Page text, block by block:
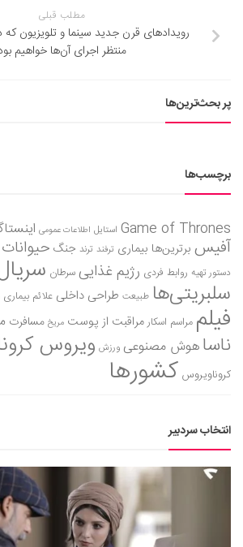
مطلب قبلی
رویدادهای قرن جدید سینما و تلویزیون
منتظر اجرای آن‌ها خواهیم
پر بحث‌ترین‌ها
برچسب‌ها
Game of Thrones استایل اطلاعات عمومی
آفیس برترین‌ها بیماری ترفند ترند جنگ حیوانات
دستور تهیه روابط فردی رژیم غذاییسرطان
سلبریتی‌ها طبیعت طراحی داخلی علائم بیماری
فیلم مراسم اسکارمراقبت از پوست مریخ مسافرت
ناساهوش مصنوعی ورزش ویروس
کروناویروس کشورها
انتخاب سردبیر